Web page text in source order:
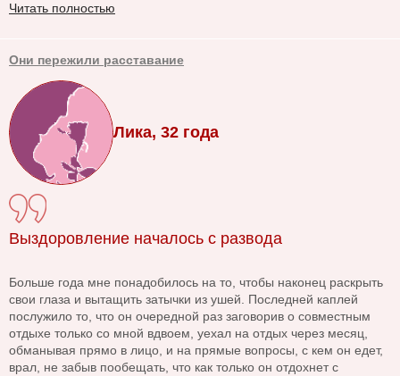
Читать полностью
Они пережили расставание
Лика, 32 года
Выздоровление началось с развода
Больше года мне понадобилось на то, чтобы наконец раскрыть
свои глаза и вытащить затычки из ушей. Последней каплей
послужило то, что он очередной раз заговорив о совместным
отдыхе только со мной вдвоем, уехал на отдых через месяц,
обманывая прямо в лицо, и на прямые вопросы, с кем он едет,
врал, не забыв пообещать, что как только он отдохнет с